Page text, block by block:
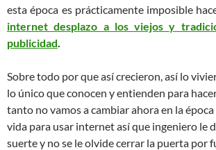
esta época es prácticamente imposible
internet desplazo a los viejos y
publicidad.
Sobre todo por que así crecieron, así lo
lo único que conocen y entienden para
tanto no vamos a cambiar ahora en la
vida para usar internet así que ingeniero le
suerte y no se le olvide cerrar la puerta por